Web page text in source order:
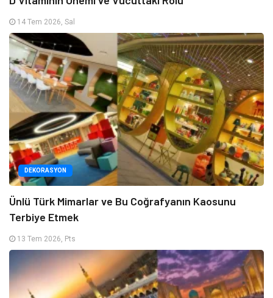
14 Tem 2026, Sal
DEKORASYON
Ünlü Türk Mimarlar ve Bu Coğrafyanın Kaosunu
Terbiye Etmek
13 Tem 2026, Pts